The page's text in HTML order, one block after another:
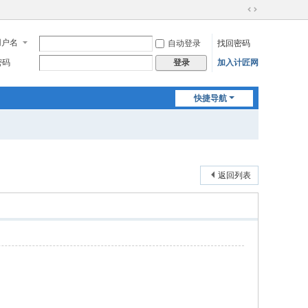
切
到
宽
名 自动登录
找回密码
码
登录 加入计匠网
快捷导航
返回列表